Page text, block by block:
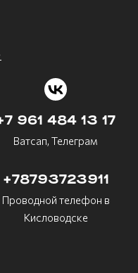
961 484 13 17
Ватсап, Телеграм
+78793723911
Проводной телефон в
Кисловодске